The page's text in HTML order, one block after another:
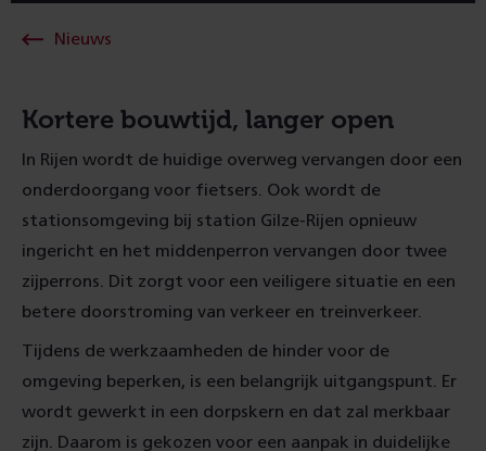
Nieuws
Kortere bouwtijd, langer open
In Rijen wordt de huidige overweg vervangen door een
onderdoorgang voor fietsers. Ook wordt de
stationsomgeving bij station Gilze-Rijen opnieuw
ingericht en het middenperron vervangen door twee
zijperrons. Dit zorgt voor een veiligere situatie en een
betere doorstroming van verkeer en treinverkeer.
Tijdens de werkzaamheden de hinder voor de
omgeving beperken, is een belangrijk uitgangspunt. Er
wordt gewerkt in een dorpskern en dat zal merkbaar
zijn. Daarom is gekozen voor een aanpak in duidelijke